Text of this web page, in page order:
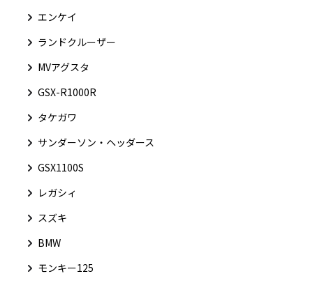
エンケイ
ランドクルーザー
MVアグスタ
GSX-R1000R
タケガワ
サンダーソン・ヘッダース
GSX1100S
レガシィ
スズキ
BMW
モンキー125